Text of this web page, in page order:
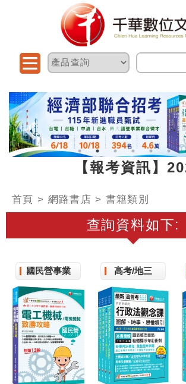
報考資訊】2026 年
首頁 > 網路書店 > 書籍類別
查詢資料如下:
國民營事業 高考/地三